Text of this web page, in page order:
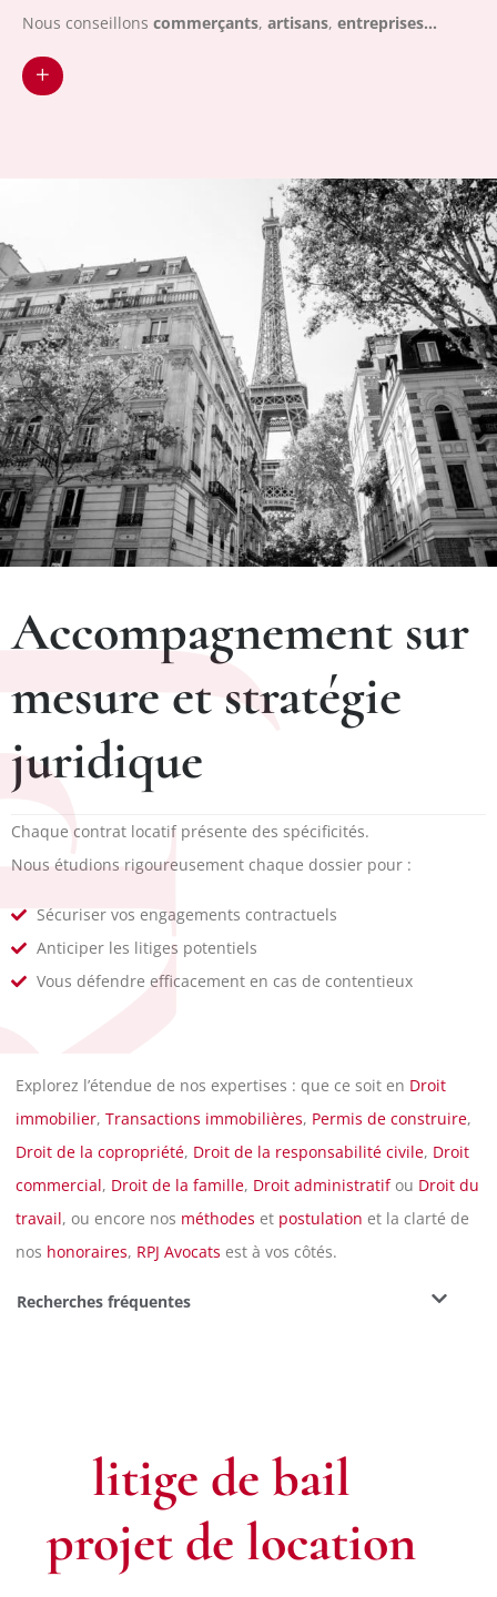
Nous conseillons commerçants, artisans, entreprises...
+
Accompagnement sur
mesure et stratégie
juridique
Chaque contrat locatif présente des spécificités.
Nous étudions rigoureusement chaque dossier pour :
Sécuriser vos engagements contractuels
Anticiper les litiges potentiels
Vous défendre efficacement en cas de contentieux
Explorez l’étendue de nos expertises : que ce soit en Droit
immobilier, Transactions immobilières, Permis de construire,
Droit de la copropriété, Droit de la responsabilité civile, Droit
commercial, Droit de la famille, Droit administratifou Droit du
travail, ou encore nos méthodes et postulation et la clarté de
nos honoraires, RPJ Avocats est à vos côtés.
Recherches fréquentes
litige de bail
projet de location